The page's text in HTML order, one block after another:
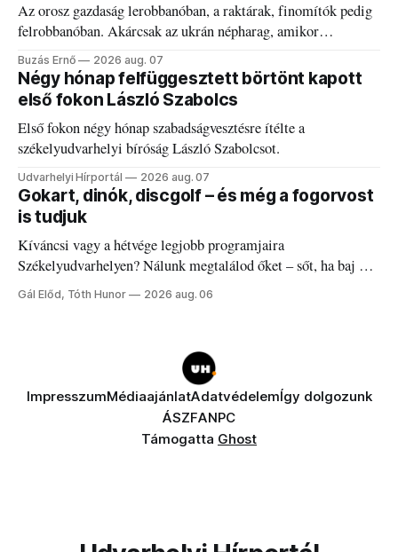
Az orosz gazdaság lerobbanóban, a raktárak, finomítók pedig
felrobbanóban. Akárcsak az ukrán népharag, amikor
elégedetlen vezetőivel.
Buzás Ernő 2026 aug. 07
Négy hónap felfüggesztett börtönt kapott
első fokon László Szabolcs
Első fokon négy hónap szabadságvesztésre ítélte a
székelyudvarhelyi bíróság László Szabolcsot.
Udvarhelyi Hírportál 2026 aug. 07
Gokart, dinók, discgolf – és még a fogorvost
is tudjuk
Kíváncsi vagy a hétvége legjobb programjaira
Székelyudvarhelyen? Nálunk megtalálod őket – sőt, ha baj van
a fogaddal, a fogorvosi ügyeletet is!
Gál Előd, Tóth Hunor 2026 aug. 06
ImpresszumMédiaajánlatAdatvédelemÍgy dolgozunk
ÁSZFANPC
Támogatta Ghost